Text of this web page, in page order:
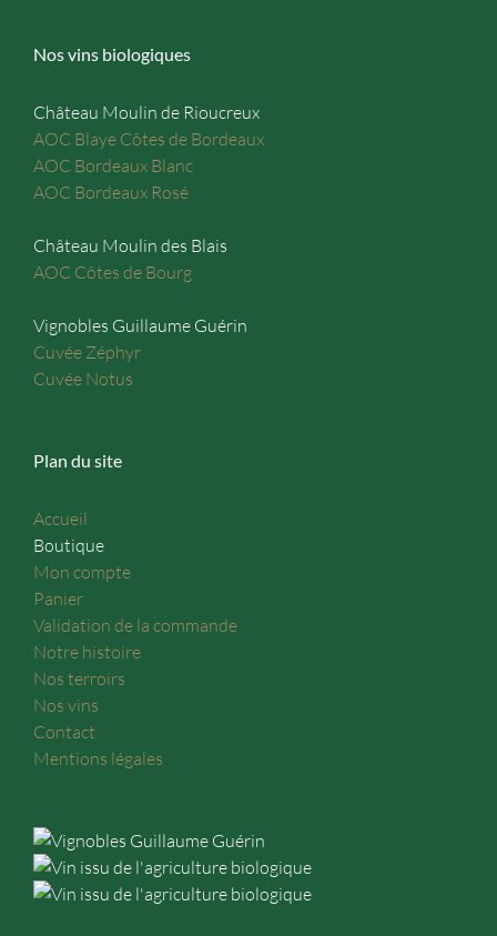
Nos vins biologiques
Château Moulin de Rioucreux
AOC Blaye Côtes de Bordeaux
AOC Bordeaux Blanc
AOC Bordeaux Rosé
Château Moulin des Blais
AOC Côtes de Bourg
Vignobles Guillaume Guérin
Cuvée Zéphyr
Cuvée Notus
Plan du site
Accueil
Boutique
Mon compte
Panier
Validation de la commande
Notre histoire
Nos terroirs
Nos vins
Contact
Mentions légales